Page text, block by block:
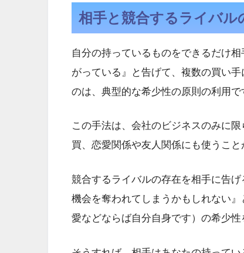
相手と競合するライバル
自分の持っているものをできるだけ
がっている』と告げて、複数の買い
のは、典型的な希少性の原則の利用で
この手法は、会社のビジネスのみに
買、恋愛関係や友人関係にも使うこと
競合するライバルの存在を相手に告
機会を奪われてしまうかもしれない
愛などならば自分自身です）の希少性